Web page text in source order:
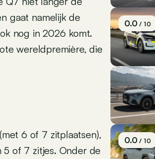
gaat namelijk de
nog in 2026 komt.
wereldpremière, die
6 of 7 zitplaatsen),
of 7 zitjes. Onder de
0.0/ 10
0.0/ 10